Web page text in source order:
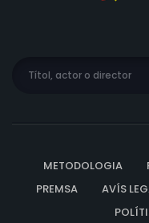
METODOLOGIA
PREMSA
AVÍS